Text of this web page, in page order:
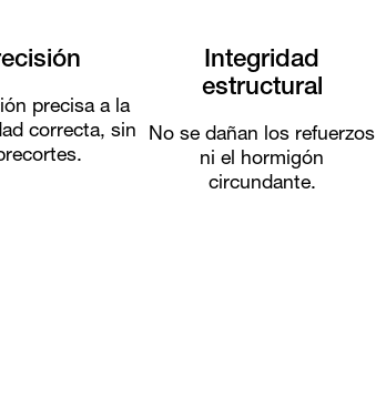
precisa a la
correcta, sin
Integridad
estructural
No se dañan los refuerzos
ni el hormigón
circundante.